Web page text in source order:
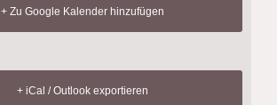
+ Zu Google Kalender hinzufügen
+ iCal / Outlook exportieren